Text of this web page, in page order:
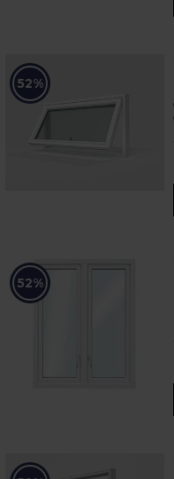
52%
52%